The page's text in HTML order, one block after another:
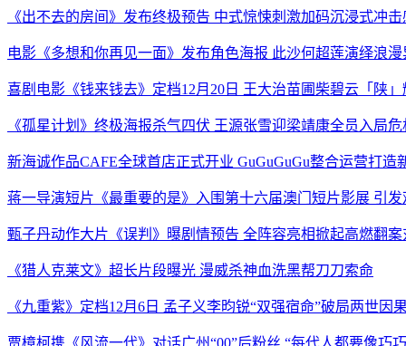
《出不去的房间》发布终极预告 中式惊悚刺激加码沉浸式冲击
电影《多想和你再见一面》发布角色海报 此沙何超莲演绎浪
喜剧电影《钱来钱去》定档12月20日 王大治苗圃柴碧云「陕
《孤星计划》终极海报杀气四伏 王源张雪迎梁靖康全员入局
新海诚作品CAFE全球首店正式开业 GuGuGuGu整合运营打造
蒋一导演短片《最重要的是》入围第十六届澳门短片影展 引
甄子丹动作大片《误判》曝剧情预告 全阵容亮相掀起高燃翻案
《猎人克莱文》超长片段曝光 漫威杀神血洗黑帮刀刀索命
《九重紫》定档12月6日 孟子义李昀锐“双强宿命”破局两世因
贾樟柯携《风流一代》对话广州“00”后粉丝 “每代人都要像巧